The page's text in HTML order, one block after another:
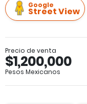
Google
Street View
Precio de venta
$1,200,000
Pesos Mexicanos